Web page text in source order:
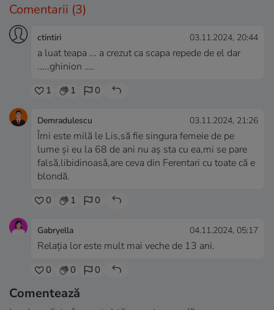
Comentarii (3)
ctintiri 03.11.2024, 20:44
a luat teapa ... a crezut ca scapa repede de el dar
.....ghinion ....
1 1 0
Demradulescu 03.11.2024, 21:26
Îmi este milă le Lis,să fie singura femeie de pe
lume și eu la 68 de ani nu aș sta cu ea,mi se pare
falsă,libidinoasă,are ceva din Ferentari cu toate că e
blondă.
0 1 0
Gabryella 04.11.2024, 05:17
Relația lor este mult mai veche de 13 ani.
0 0 0
Comentează